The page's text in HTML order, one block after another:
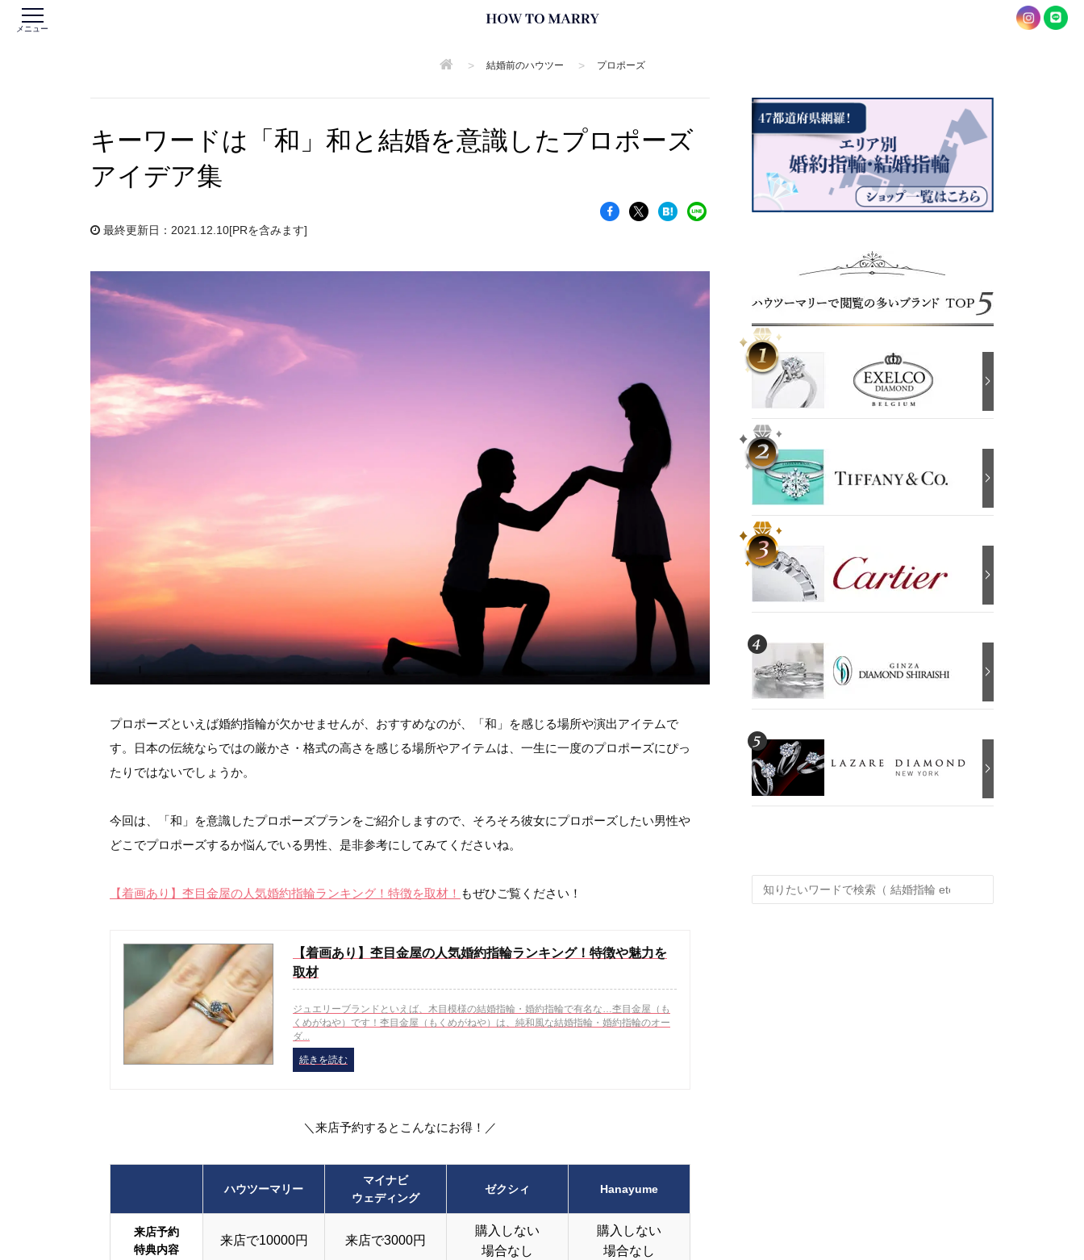
メニュー
> 結婚前のハウツー > プロポーズ
キーワードは「和」和と結婚を意識したプロポーズ
アイデア集
最終更新日：2021.12.10[PRを含みます]
プロポーズといえば婚約指輪が欠かせませんが、おすすめなのが、「和」を感じる場所や演出アイテムで
す。日本の伝統ならではの厳かさ・格式の高さを感じる場所やアイテムは、一生に一度のプロポーズにぴっ
たりではないでしょうか。
今回は、「和」を意識したプロポーズプランをご紹介しますので、そろそろ彼女にプロポーズしたい男性や
どこでプロポーズするか悩んでいる男性、是非参考にしてみてくださいね。
【着画あり】杢目金屋の人気婚約指輪ランキング！特徴を取材！ もぜひご覧ください！
【着画あり】杢目金屋の人気婚約指輪ランキング！特徴や魅力を
取材
ジュエリーブランドといえば、木目模様の結婚指輪・婚約指輪で有名な…杢目金屋（も
くめがねや）です！杢目金屋（もくめがねや）は、純和風な結婚指輪・婚約指輪のオー
ダ...
続きを読む
＼来店予約するとこんなにお得！／
ハウツーマリー
マイナビ
ウェディング
ゼクシィ Hanayume
来店予約
特典内容
来店で10000円 来店で3000円
購入しない
場合なし
購入しない
場合なし